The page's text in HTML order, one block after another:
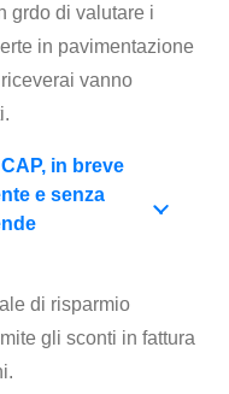
grdo di valutare i
in pavimentazione
vanno
in breve
e senza
di risparmio
gli sconti in fattura